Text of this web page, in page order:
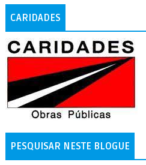
CARIDADES
PESQUISAR NESTE BLOGUE